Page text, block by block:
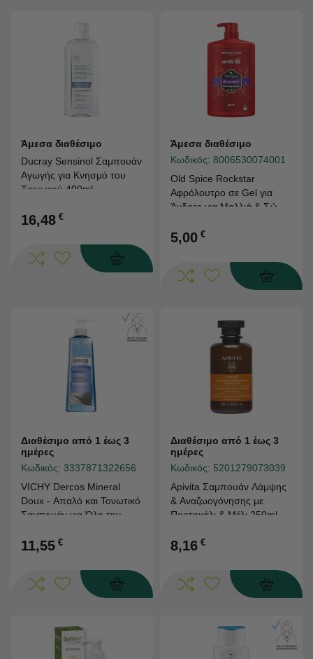
Άμεσα διαθέσιμο
Ducray Sensinol Σαμπουάν
Αγωγής για Κνησμό του
Τριχωτού 400ml
16,48 €
Άμεσα διαθέσιμο
Κωδικός: 8006530074001
Old Spice Rockstar
Αφρόλουτρο σε Gel για
Άνδρες για Μαλλιά & Σώμα
5,00 €
Διαθέσιμο από 1 έως 3
ημέρες
Κωδικός: 3337871322656
VICHY Dercos Mineral
Doux - Απαλό και Τονωτικό
Σαμπουάν για Όλη την
11,55 €
Διαθέσιμο από 1 έως 3
ημέρες
Κωδικός: 5201279073039
Apivita Σαμπουάν Λάμψης
& Αναζωογόνησης με
Πορτοκάλι & Μέλι 250ml
8,16 €